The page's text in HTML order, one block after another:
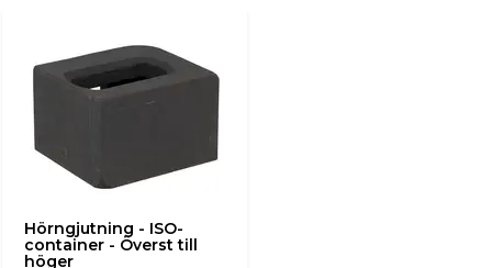
Hörngjutning - ISO-
container - Överst till
höger